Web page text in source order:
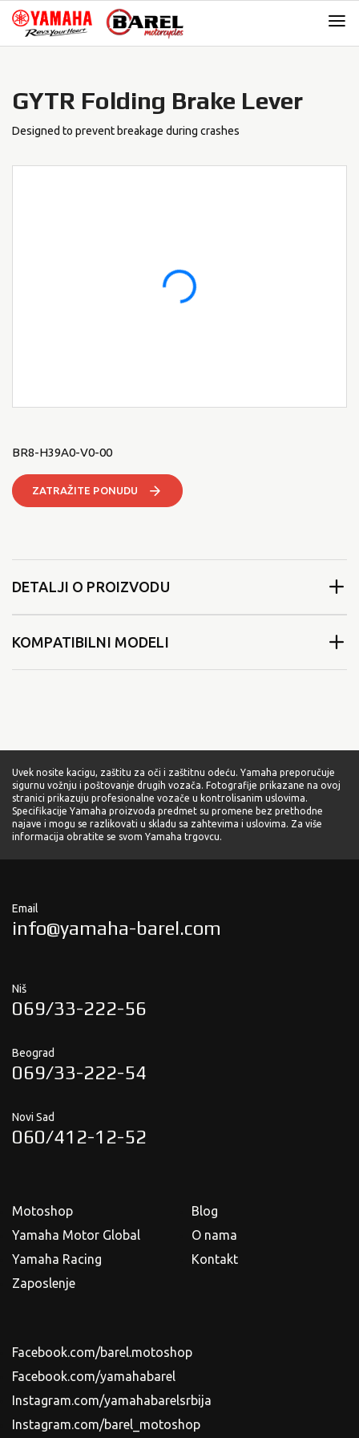
Skip
navigation
Skip
content
GYTR Folding Brake Lever
Designed to prevent breakage during crashes
BR8-H39A0-V0-00
ZATRAŽITE PONUDU
DETALJI O PROIZVODU
KOMPATIBILNI MODELI
Uvek nosite kacigu, zaštitu za oči i zaštitnu odeću. Yamaha preporučuje
sigurnu vožnju i poštovanje drugih vozača. Fotografije prikazane na ovoj
stranici prikazuju profesionalne vozače u kontrolisanim uslovima.
Specifikacije Yamaha proizvoda predmet su promene bez prethodne
najave i mogu se razlikovati u skladu sa zahtevima i uslovima. Za više
informacija obratite se svom Yamaha trgovcu.
Email
info@yamaha-barel.com
Niš
069/33-222-56
Beograd
069/33-222-54
Novi Sad
060/412-12-52
Motoshop
Yamaha Motor Global
Yamaha Racing
Zaposlenje
Blog
O nama
Kontakt
Facebook.com/barel.motoshop
Facebook.com/yamahabarel
Instagram.com/yamahabarelsrbija
Instagram.com/barel_motoshop